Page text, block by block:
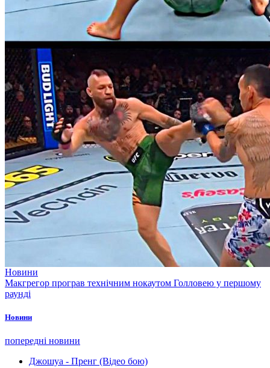
Новини
Макгрегор програв технічним нокаутом Голловею у першому
раунді
Новини
попередні новини
Джошуа - Пренг (Відео бою)